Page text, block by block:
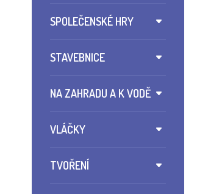
SPOLEČENSKÉ HRY
STAVEBNICE
NA ZAHRADU A K VODĚ
VLÁČKY
TVOŘENÍ